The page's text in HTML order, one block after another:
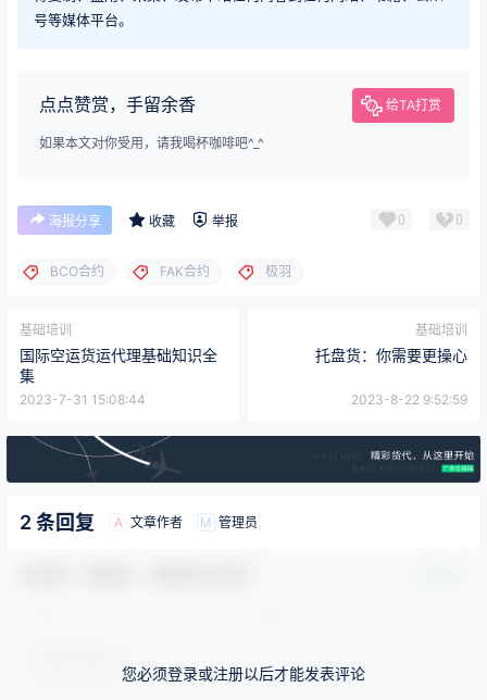
号等媒体平台。
点点赞赏，手留余香 给TA打赏
如果本文对你受用，请我喝杯咖啡吧^_^
海报分享 收藏 举报 0 0
BCO合约 FAK合约 极羽
基础培训
国际空运货运代理基础知识全
集
2023-7-31 15:08:44
基础培训
托盘货：你需要更操心
2023-8-22 9:52:59
2 条回复 A 文章作者 M 管理员
您必须登录或注册以后才能发表评论